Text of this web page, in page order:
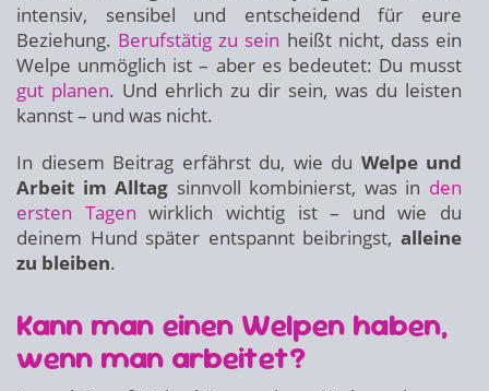
intensiv, sensibel und entscheidend für eure
Beziehung. Berufstätig zu sein heißt nicht, dass ein
Welpe unmöglich ist – aber es bedeutet: Du musst
gut planen. Und ehrlich zu dir sein, was du leisten
kannst – und was nicht.
In diesem Beitrag erfährst du, wie du Welpe und
Arbeit im Alltag sinnvoll kombinierst, was in den
ersten Tagen wirklich wichtig ist – und wie du
deinem Hund später entspannt beibringst, alleine
zu bleiben.
Kann man einen Welpen haben,
wenn man arbeitet?